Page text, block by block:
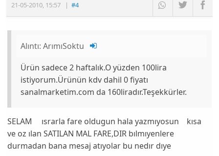
21-05-2010, 15:57 |#4
Alıntı:ArımıSoktu
Ürün sadece 2 haftalık.O yüzden 100lira
istiyorum.Ürünün kdv dahil 0 fiyatı
sanalmarketim.com da 160liradır.Teşekkürler.
SELAM ısrarla fare oldugun hala yazmıyosun kısa
ve oz ılan SATILAN MAL FARE,DIR bılmıyenlere
durmadan bana mesaj atıyolar bu nedır dıye